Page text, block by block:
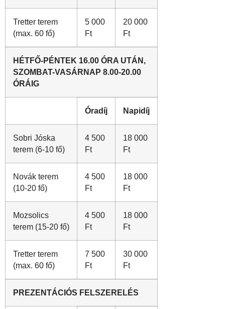
Tretter terem
(max. 60 fő)
5 000
Ft
20 000
Ft
HÉTFŐ-PÉNTEK 16.00 ÓRA UTÁN,
SZOMBAT-VASÁRNAP 8.00-20.00
ÓRÁIG
Óradíj Napidíj
Sobri Jóska
terem (6-10 fő)
4 500
Ft
18 000
Ft
Novák terem
(10-20 fő)
4 500
Ft
18 000
Ft
Mozsolics
terem (15-20 fő)
4 500
Ft
18 000
Ft
Tretter terem
(max. 60 fő)
7 500
Ft
30 000
Ft
PREZENTÁCIÓS FELSZERELÉS